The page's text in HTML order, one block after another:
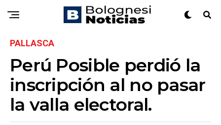
PALLASCA
Perú Posible perdió la
inscripción al no pasar
la valla electoral.